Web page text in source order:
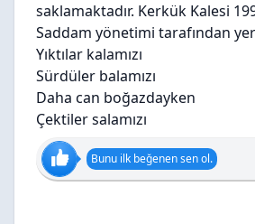
saklamaktadır. Kerkük Kalesi
Saddam yönetimi tarafından
Yıktılar kalamızı
Sürdüler balamızı
Daha can boğazdayken
Çektiler salamızı
Bunu ilk beğenen sen ol.